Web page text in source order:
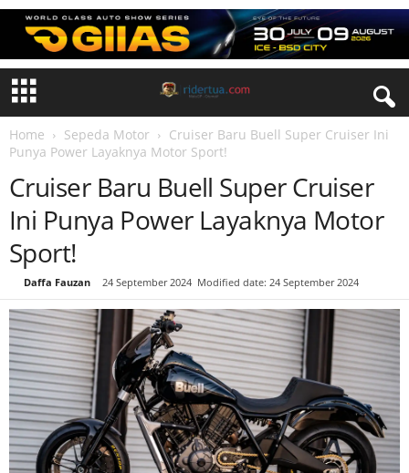
Home Sepeda Motor
Cruiser Baru Buell Super Cruiser Ini
Punya Power Layaknya Motor Sport!
Cruiser Baru Buell Super Cruiser
Ini Punya Power Layaknya Motor
Sport!
Daffa Fauzan 24 September 2024 Modified date: 24 September 2024